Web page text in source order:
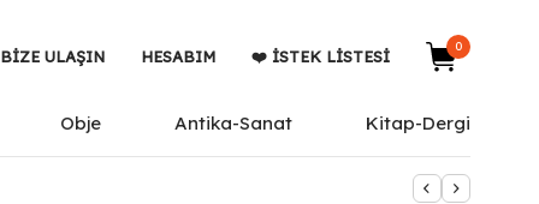
BIZE ULAŞIN HESABIM ❤️ İSTEK LISTESI
0
Obje Antika-Sanat Kitap-Dergi